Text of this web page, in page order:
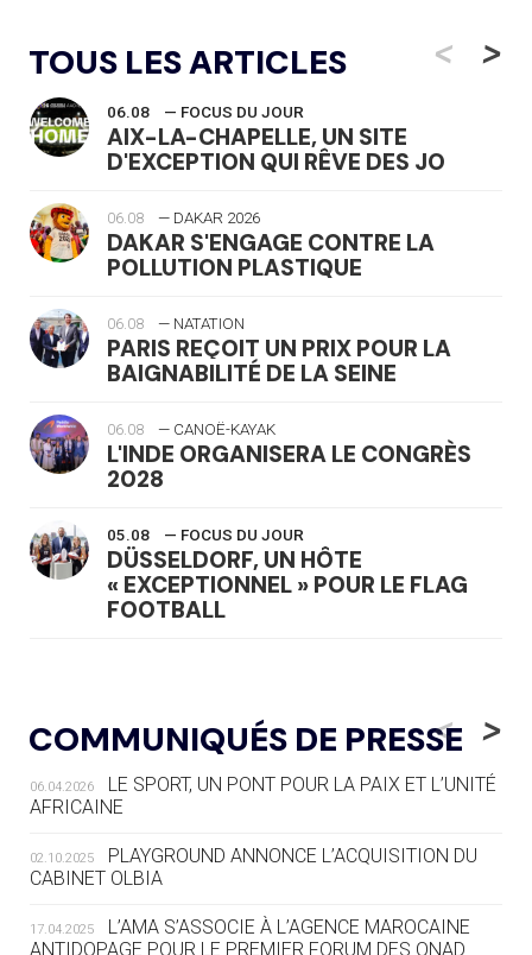
TOUS LES ARTICLES <
06.08 — FOCUS DU JOUR
AIX-LA-CHAPELLE, UN SITE
D'EXCEPTION QUI RÊVE DES JO
06.08 — DAKAR 2026
DAKAR S'ENGAGE CONTRE LA
POLLUTION PLASTIQUE
06.08 — NATATION
PARIS REÇOIT UN PRIX POUR LA
BAIGNABILITÉ DE LA SEINE
06.08 — CANOË-KAYAK
L'INDE ORGANISERA LE CONGRÈS
2028
05.08 — FOCUS DU JOUR
DÜSSELDORF, UN HÔTE
« EXCEPTIONNEL » POUR LE FLAG
FOOTBALL
LE RÊVE DE VOIR LA LUGE ALPINE
AUX JO « N'EST PAS FINI »
05.08 — TIR À L'ARC
DES MONDIAUX À BRISBANE SUR LA
ROUTE DES JO 2032
LE VILLAGE OLYMPIQUE DES ARAVIS
SE DESSINE
>
COMMUNIQUÉS DE PRESSE
<
06.04.2026
LE SPORT, UN PONT POUR LA PAIX ET L’UNITÉ
AFRICAINE
02.10.2025
PLAYGROUND ANNONCE L’ACQUISITION DU
CABINET OLBIA
17.04.2025
L’AMA S’ASSOCIE À L’AGENCE MAROCAINE
ANTIDOPAGE POUR LE PREMIER FORUM DES ONAD
>